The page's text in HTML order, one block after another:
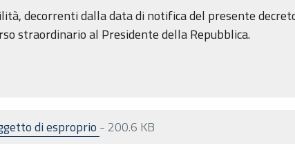
decorrenti dalla data di notifica del presente
straordinario al Presidente della Repubblica.
di esproprio - 200.6 KB